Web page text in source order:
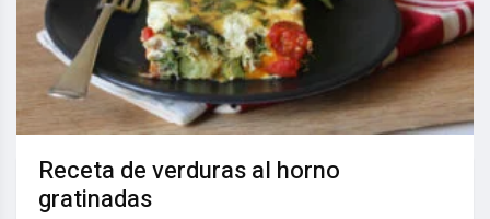
Receta de verduras al horno
gratinadas